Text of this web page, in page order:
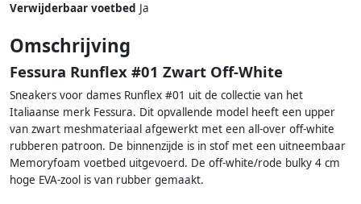
Verwijderbaar voetbed Ja
Omschrijving
Fessura Runflex #01 Zwart Off-White
Sneakers voor dames Runflex #01 uit de collectie van het
Italiaanse merk Fessura. Dit opvallende model heeft een upper
van zwart meshmateriaal afgewerkt met een all-over off-white
rubberen patroon. De binnenzijde is in stof met een uitneembaar
Memoryfoam voetbed uitgevoerd. De off-white/rode bulky 4 cm
hoge EVA-zool is van rubber gemaakt.